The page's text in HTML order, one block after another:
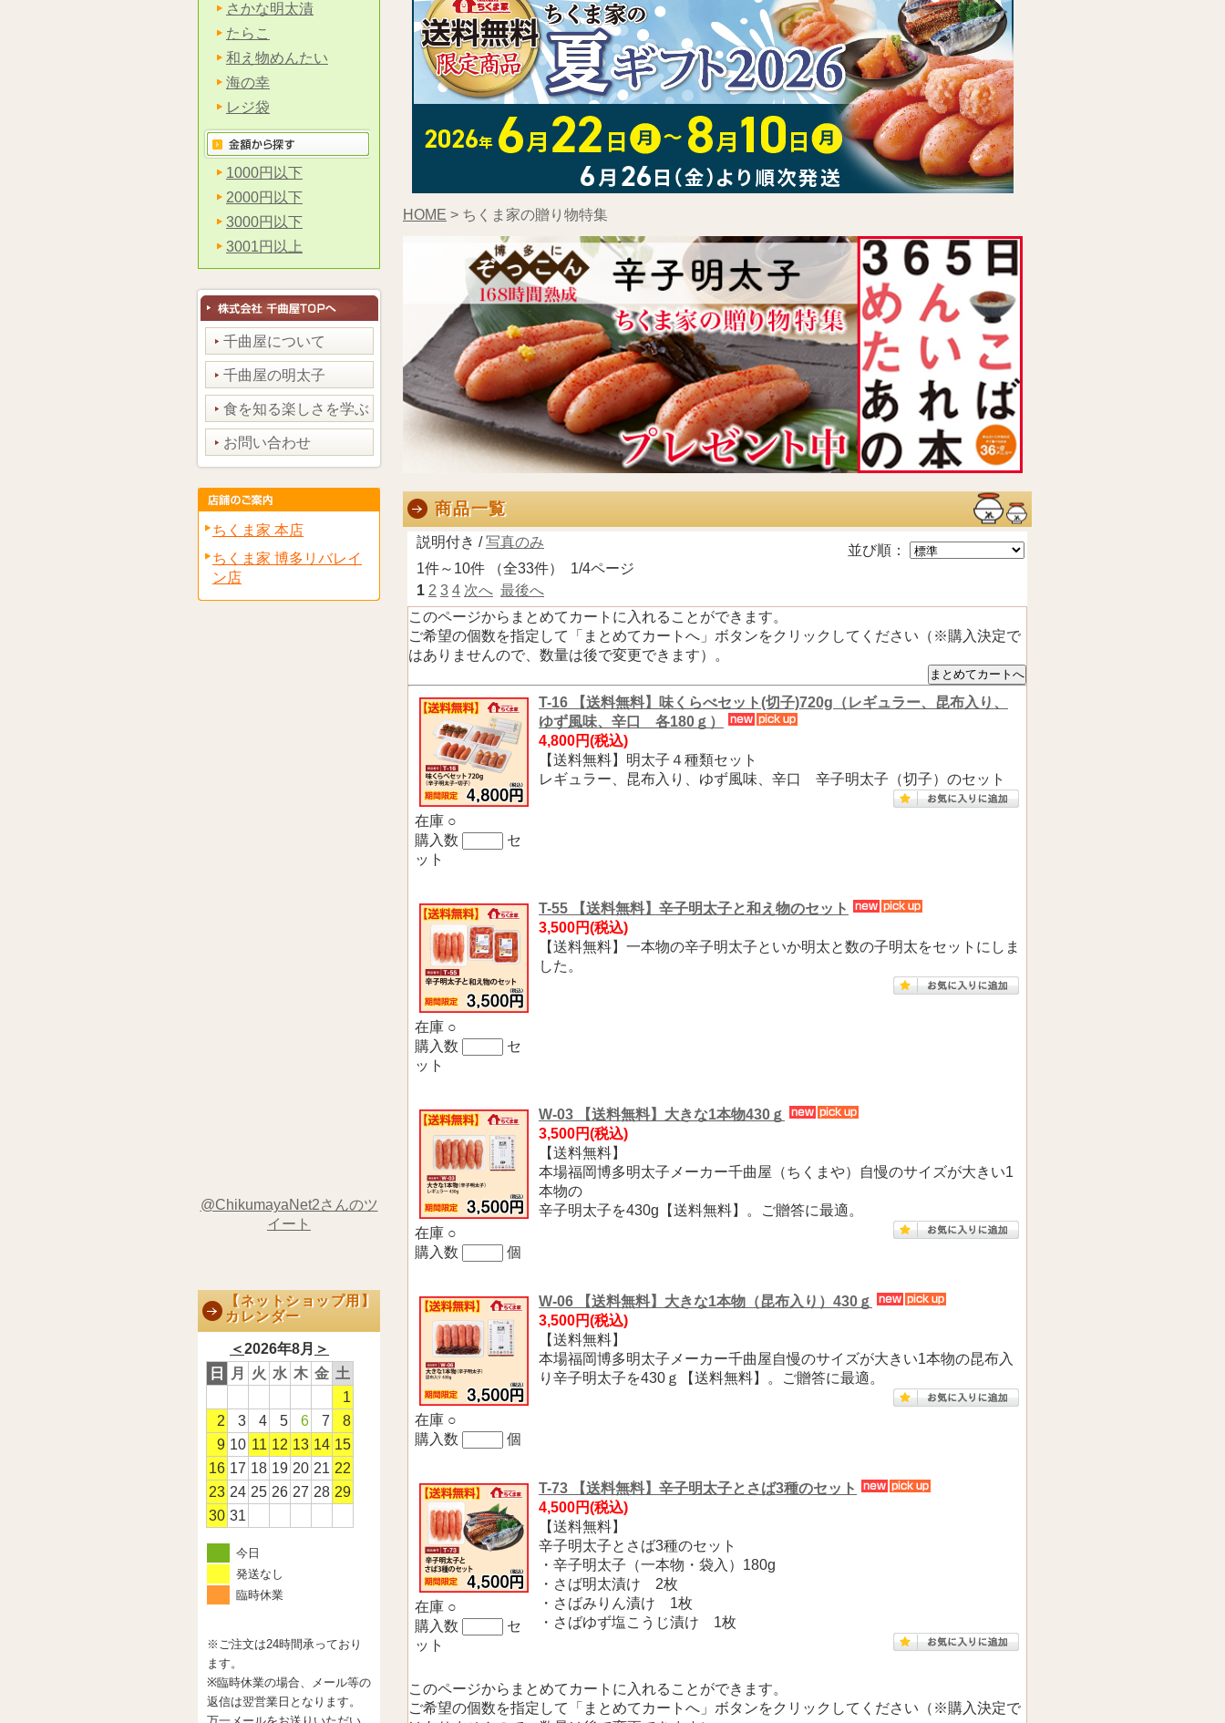
さかな明太漬
たらこ
和え物めんたい
海の幸
レジ袋
1000円以下
2000円以下
3000円以下
3001円以上
千曲屋について
千曲屋の明太子
食を知る楽しさを学ぶ
お問い合わせ
ちくま家 本店
ちくま家 博多リバレイ
ン店
@ChikumayaNet2さんのツ
イート
【ネットショップ用】
カレンダー
＜2026年8月 ＞
日
月 火 水 木 金 土
1
2
3 4 5 6 7
8
9 10 11 12 13 14 15
16 17 18 19 20 21 22
23 24 25 26 27 28 29
30 31
今日
発送なし
臨時休業
※ご注文は24時間承っており
ます。
※臨時休業の場合、メール等の
返信は翌営業日となります。
HOME > ちくま家の贈り物特集
商品一覧
並び順：
説明付き /写真のみ
1件～10件 （全33件） 1/4ページ
1 2 3 4 次へ 最後へ
このページからまとめてカートに入れることができます。
ご希望の個数を指定して「まとめてカートへ」ボタンをクリックしてください（※購入決定で
はありませんので、数量は後で変更できます）。
在庫 ○
購入数
セ
ット
T-16 【送料無料】味くらべセット(切子)720g（レギュラー、昆布入り、
ゆず風味、辛口 各180ｇ）
4,800円(税込)
【送料無料】明太子４種類セット
レギュラー、昆布入り、ゆず風味、辛口 辛子明太子（切子）のセット
在庫 ○
購入数
セ
ット
T-55 【送料無料】辛子明太子と和え物のセット
3,500円(税込)
【送料無料】一本物の辛子明太子といか明太と数の子明太をセットにしま
した。
在庫 ○
購入数
個
W-03 【送料無料】大きな1本物430ｇ
3,500円(税込)
【送料無料】
本場福岡博多明太子メーカー千曲屋（ちくまや）自慢のサイズが大きい1
本物の
辛子明太子を430g【送料無料】。ご贈答に最適。
在庫 ○
購入数
個
W-06 【送料無料】大きな1本物（昆布入り）430ｇ
3,500円(税込)
【送料無料】
本場福岡博多明太子メーカー千曲屋自慢のサイズが大きい1本物の昆布入
り辛子明太子を430ｇ【送料無料】。ご贈答に最適。
在庫 ○
購入数
セ
ット
T-73 【送料無料】辛子明太子とさば3種のセット
4,500円(税込)
【送料無料】
辛子明太子とさば3種のセット
・辛子明太子（一本物・袋入）180g
・さば明太漬け 2枚
・さばみりん漬け 1枚
・さばゆず塩こうじ漬け 1枚
このページからまとめてカートに入れることができます。
ご希望の個数を指定して「まとめてカートへ」ボタンをクリックしてください（※購入決定で